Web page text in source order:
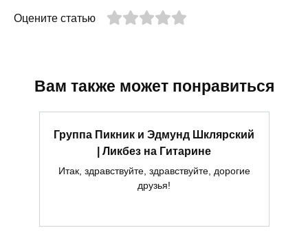
Оцените статью
Вам также может понравиться
Группа Пикник и Эдмунд Шклярский
| Ликбез на Гитарине
Итак, здравствуйте, здравствуйте, дорогие
друзья!